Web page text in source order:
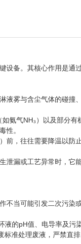
设备。其核心作用是
雾与含尘气体的碰
氨气NH₃）以及部分
性。
，往往需要降温以
漏或工艺异常时，
当可能引发二次污染
的pH值、电导率及
标准处理废液，严禁直